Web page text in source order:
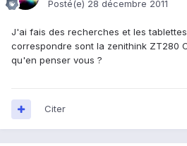
Posté(e) 28 décembre 2011
J'ai fais des recherches et les
correspondre sont la zenithink ZT280
qu'en penser vous ?
Citer